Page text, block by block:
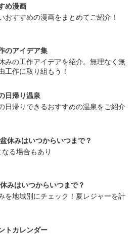
め漫画
おすすめの漫画をまとめてご紹介！
のアイデア集
みの工作アイデアを紹介。無理なく無
工作に取り組もう！
日帰り温泉
日帰りできるおすすめの温泉をご紹介
休みはいつからいつまで？
る場合もあり
みはいつからいつまで？
を地域別にチェック！夏レジャーを計
トカレンダー